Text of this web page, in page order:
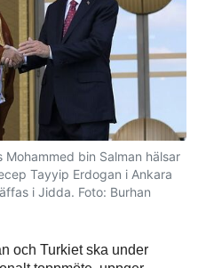
bin Salman hälsar
Tayyip Erdogan i Ankara
i Jidda. Foto: Burhan
och Turkiet ska under